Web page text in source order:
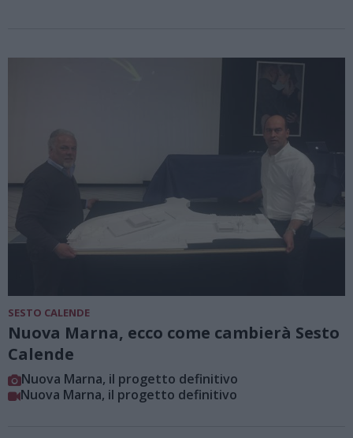
SESTO CALENDE
Nuova Marna, ecco come cambierà Sesto
Calende
Nuova Marna, il progetto definitivo
Nuova Marna, il progetto definitivo